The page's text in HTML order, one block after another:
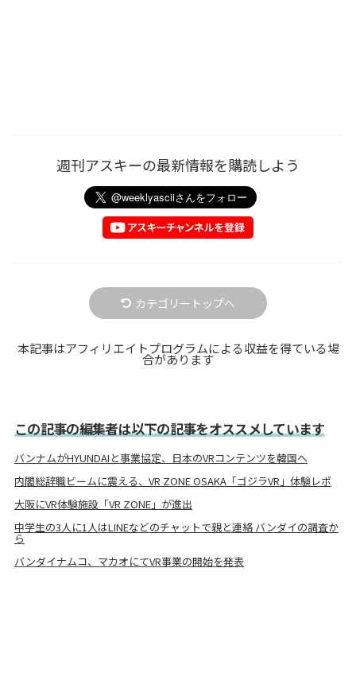
週刊アスキーの最新情報を購読しよう
カテゴリートップへ
本記事はアフィリエイトプログラムによる収益を得ている場
合があります
この記事の編集者は以下の記事をオススメしています
バンナムがHYUNDAIと事業協定、日本のVRコンテンツを韓国へ
内閣総辞職ビームに震える、VR ZONE OSAKA「ゴジラVR」体験レポ
大阪にVR体験施設「VR ZONE」が進出
中学生の3人に1人はLINEなどのチャットで親と連絡 バンダイの調査か
ら
バンダイナムコ、マカオにてVR事業の開始を発表